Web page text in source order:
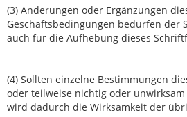
(3) Änderungen oder Ergänzungen
Geschäftsbedingungen bedürfen der
auch für die Aufhebung dieses
(4) Sollten einzelne Bestimmungen
oder teilweise nichtig oder
wird dadurch die Wirksamkeit der